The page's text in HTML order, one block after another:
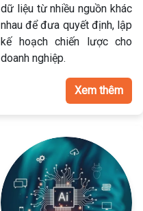
dữ liệu từ nhiều nguồn khác
nhau để đưa quyết định, lập
kế hoạch chiến lược cho
doanh nghiệp.
Xem thêm